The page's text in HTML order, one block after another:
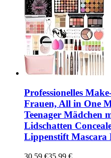
Professionelles
Frauen, All in One
Teenager Mädchen
Lidschatten
Lippenstift Mascara
30,59 €35,99 €